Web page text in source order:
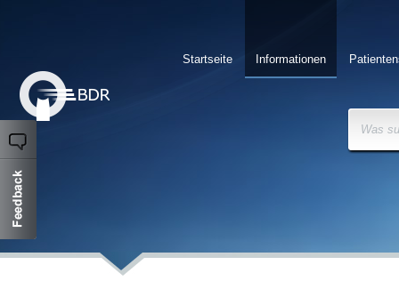
Informationen
Startseite
Was